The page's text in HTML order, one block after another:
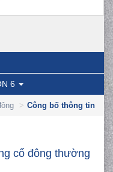
6
Công bố thông tin
cổ đông thường